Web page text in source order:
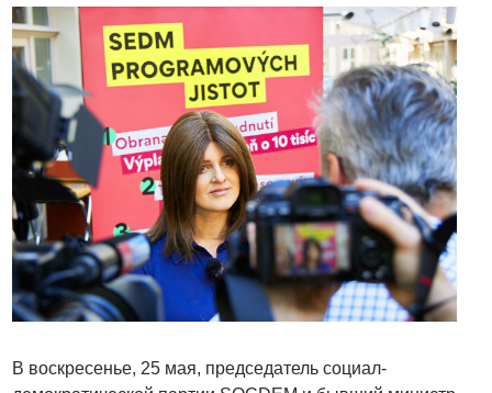
В воскресенье, 25 мая, председатель социал-